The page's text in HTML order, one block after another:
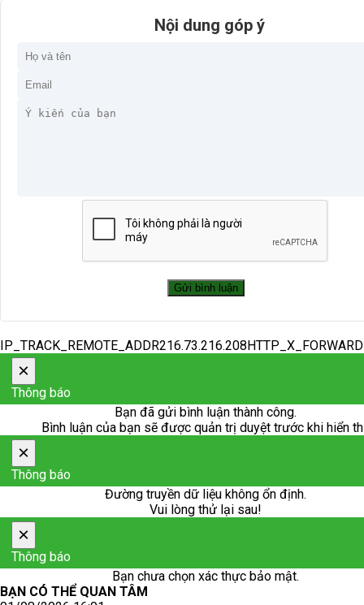
Nội dung góp ý
×
Thông báo
Bạn đã gửi bình luận thành công.
Bình luận của bạn sẽ được quản trị duyệt trước khi hiển
×
Thông báo
Đường truyền dữ liệu không ổn định.
Vui lòng thử lại sau!
×
Thông báo
Bạn chưa chọn xác thực bảo mật.
BẠN CÓ THỂ QUAN TÂM